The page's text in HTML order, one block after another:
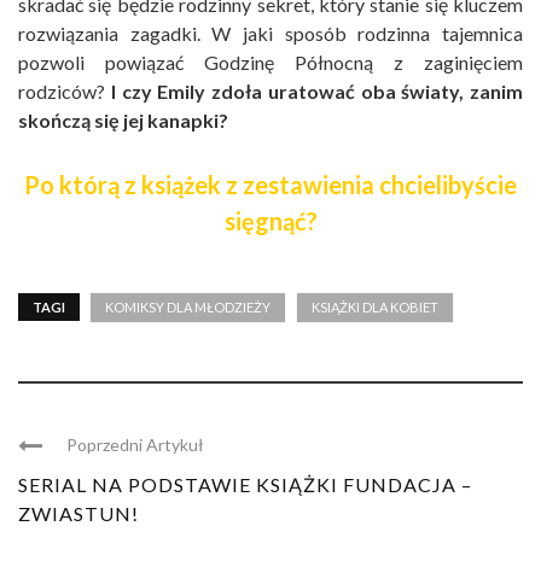
skradać się będzie rodzinny sekret, który stanie się kluczem
rozwiązania zagadki. W jaki sposób rodzinna tajemnica
pozwoli powiązać Godzinę Północną z zaginięciem
rodziców? I czy Emily zdoła uratować oba światy, zanim
skończą się jej kanapki?
Po którą z książek z zestawienia chcielibyście
sięgnąć?
TAGI KOMIKSY DLA MŁODZIEŻY KSIĄŻKI DLA KOBIET
Poprzedni Artykuł
SERIAL NA PODSTAWIE KSIĄŻKI FUNDACJA –
ZWIASTUN!